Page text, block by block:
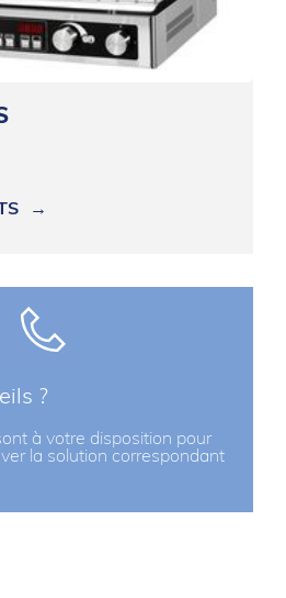
?
à votre disposition pour
la solution correspondant